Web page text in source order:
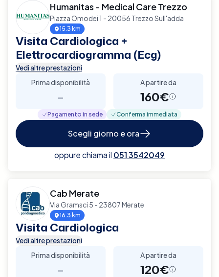
Humanitas - Medical Care Trezzo
Piazza Omodei 1 - 20056 Trezzo Sull'adda
15.3 km
Visita Cardiologica +
Elettrocardiogramma (Ecg)
Vedi altre prestazioni
Prima disponibilità
-
A partire da
160€
Pagamento in sede Conferma immediata
Scegli giorno e ora
oppure chiama il 051 3542049
Cab Merate
Via Gramsci 5 - 23807 Merate
16.3 km
Visita Cardiologica
Vedi altre prestazioni
Prima disponibilità
-
A partire da
120€